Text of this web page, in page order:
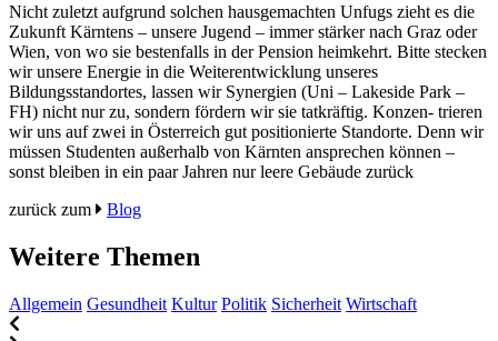
Nicht zuletzt aufgrund solchen hausgemachten Unfugs zieht es die
Zukunft Kärntens – unsere Jugend – immer stärker nach Graz oder
Wien, von wo sie bestenfalls in der Pension heimkehrt. Bitte stecken
wir unsere Energie in die Weiterentwicklung unseres
Bildungsstandortes, lassen wir Synergien (Uni – Lakeside Park –
FH) nicht nur zu, sondern fördern wir sie tatkräftig. Konzen- trieren
wir uns auf zwei in Österreich gut positionierte Standorte. Denn wir
müssen Studenten außerhalb von Kärnten ansprechen können –
sonst bleiben in ein paar Jahren nur leere Gebäude zurück
zurück zum
Blog
Weitere Themen
Allgemein Gesundheit Kultur Politik Sicherheit Wirtschaft